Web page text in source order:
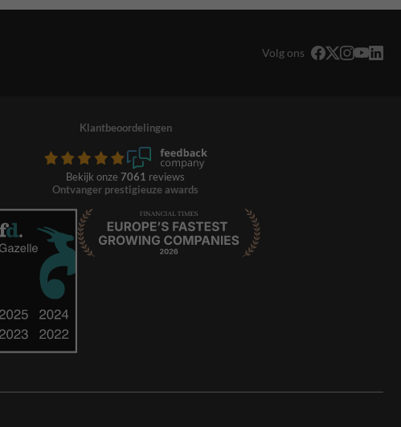
Volg ons
Klantbeoordelingen
Bekijk onze 7061 reviews
Ontvanger prestigieuze awards